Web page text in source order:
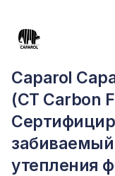
Caparol
(CT Carbon
утепления